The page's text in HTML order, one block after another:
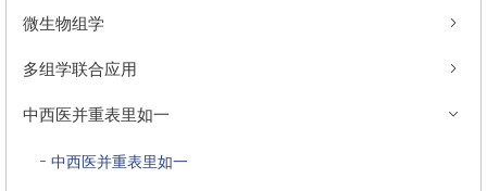
微生物组学
多组学联合应用
中西医并重表里如一
中西医并重表里如一